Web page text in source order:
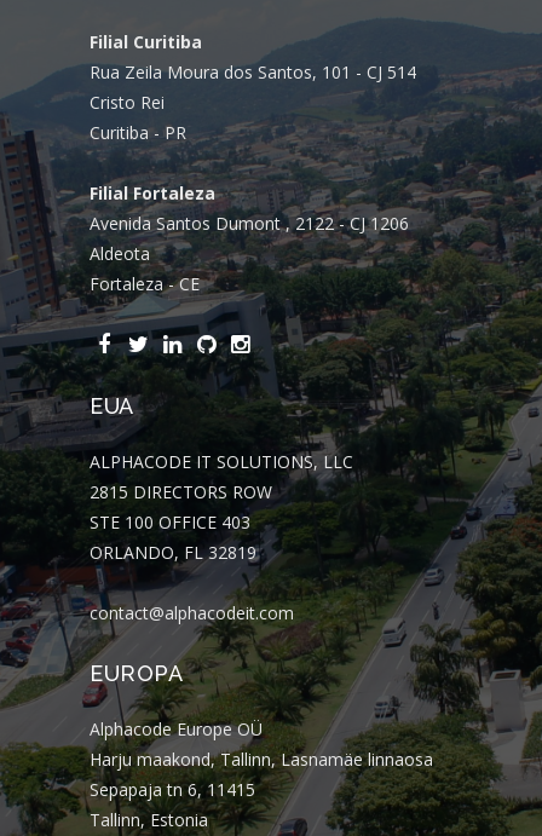
Filial Curitiba
Rua Zeila Moura dos Santos, 101 - CJ 514
Cristo Rei
Curitiba - PR
Filial Fortaleza
Avenida Santos Dumont , 2122 - CJ 1206
Aldeota
Fortaleza - CE
EUA
ALPHACODE IT SOLUTIONS, LLC
2815 DIRECTORS ROW
STE 100 OFFICE 403
ORLANDO, FL 32819
contact@alphacodeit.com
EUROPA
Alphacode Europe OÜ
Harju maakond, Tallinn, Lasnamäe linnaosa
Sepapaja tn 6, 11415
Tallinn, Estonia